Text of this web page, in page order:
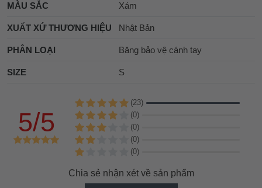
MÀU SẮC Xám
XUẤT XỨ THƯƠNG HIỆU Nhật Bản
PHÂN LOẠI Băng bảo vệ cánh tay
SIZE S
5/5
(23)
(0)
(0)
(0)
(0)
Chia sẻ nhận xét về sản phẩm